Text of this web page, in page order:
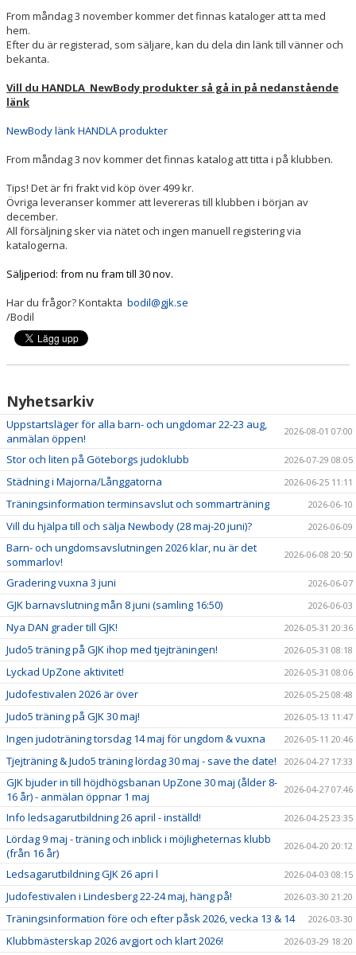
From måndag 3 november kommer det finnas kataloger att ta med
hem.
Efter du är registerad, som säljare, kan du dela din länk till vänner och
bekanta.
Vill du HANDLA NewBody produkter så gå in på nedanstående
länk
NewBody länk HANDLA produkter
From måndag 3 nov kommer det finnas katalog att titta i på klubben.
Tips! Det är fri frakt vid köp över 499 kr.
Övriga leveranser kommer att levereras till klubben i början av
december.
All försäljning sker via nätet och ingen manuell registering via
katalogerna.
Säljperiod: from nu fram till 30 nov.
Har du frågor? Kontakta bodil@gjk.se
/Bodil
Nyhetsarkiv
Uppstartsläger för alla barn- och ungdomar 22-23 aug,
anmälan öppen!
2026-08-01 07:00
Stor och liten på Göteborgs judoklubb 2026-07-29 08:05
Städning i Majorna/Långgatorna 2026-06-25 11:11
Träningsinformation terminsavslut och sommarträning 2026-06-10
Vill du hjälpa till och sälja Newbody (28 maj-20 juni)? 2026-06-09
Barn- och ungdomsavslutningen 2026 klar, nu är det
sommarlov!
2026-06-08 20:50
Gradering vuxna 3 juni 2026-06-07
GJK barnavslutning mån 8 juni (samling 16:50) 2026-06-03
Nya DAN grader till GJK! 2026-05-31 20:36
Judo5 träning på GJK ihop med tjejträningen! 2026-05-31 08:18
Lyckad UpZone aktivitet! 2026-05-31 08:06
Judofestivalen 2026 är över 2026-05-25 08:48
Judo5 träning på GJK 30 maj! 2026-05-13 11:47
Ingen judoträning torsdag 14 maj för ungdom & vuxna 2026-05-11 20:46
Tjejträning & Judo5 träning lördag 30 maj - save the date! 2026-04-27 17:33
GJK bjuder in till höjdhögsbanan UpZone 30 maj (ålder 8-
16 år) - anmälan öppnar 1 maj
2026-04-27 07:46
Info ledsagarutbildning 26 april - inställd! 2026-04-25 23:35
Lördag 9 maj - träning och inblick i möjligheternas klubb
(från 16 år)
2026-04-20 20:12
Ledsagarutbildning GJK 26 apri l 2026-04-03 08:15
Judofestivalen i Lindesberg 22-24 maj, häng på! 2026-03-30 21:20
Träningsinformation före och efter påsk 2026, vecka 13 & 14 2026-03-30
Klubbmästerskap 2026 avgjort och klart 2026! 2026-03-29 18:20